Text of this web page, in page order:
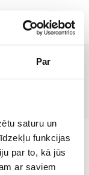
Par
saturu un
funkcijas
par to, kā jūs
ar saviem
ET